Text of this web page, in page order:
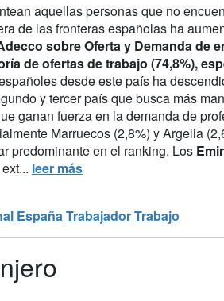
aquellas personas que no
de las fronteras españolas ha
sobre Oferta y Demanda de
de ofertas de trabajo (74,8%),
desde este país ha
y tercer país que busca más
ganan fuerza en la demanda de
Marruecos (2,8%) y Argelia
predominante en el ranking. Los
leer más
España TrabajadorTrabajo